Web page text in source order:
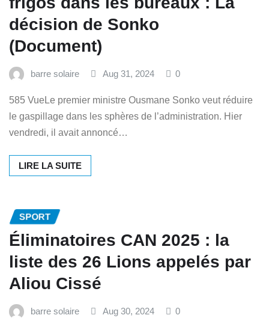
décision de Sonko
(Document)
barre solaire Aug 31, 2024 0
585 VueLe premier ministre Ousmane Sonko veut réduire
le gaspillage dans les sphères de l’administration. Hier
vendredi, il avait annoncé…
LIRE LA SUITE
SPORT
Éliminatoires CAN 2025 : la
liste des 26 Lions appelés par
Aliou Cissé
barre solaire Aug 30, 2024 0